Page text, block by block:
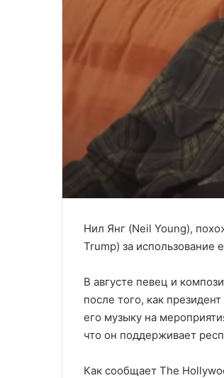
Нил Янг (Neil Young),
Trump) за использование
В августе певец и
после того, как
его музыку на
что он поддерживает
Как сообщает The